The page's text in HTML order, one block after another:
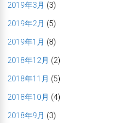
2019年3月 (3)
2019年2月 (5)
2019年1月 (8)
2018年12月 (2)
2018年11月 (5)
2018年10月 (4)
2018年9月 (3)